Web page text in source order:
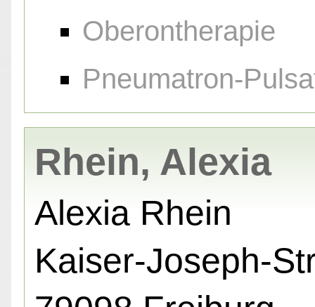
Oberontherapie
Pneumatron-
Rhein, Alexia
Alexia Rhein
Kaiser-Joseph-